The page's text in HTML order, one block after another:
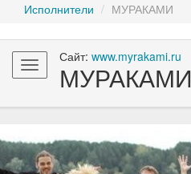
Исполнители МУРАКАМИ
Toggle
navigation
Сайт: www.myrakami.ru
МУРАКАМИ